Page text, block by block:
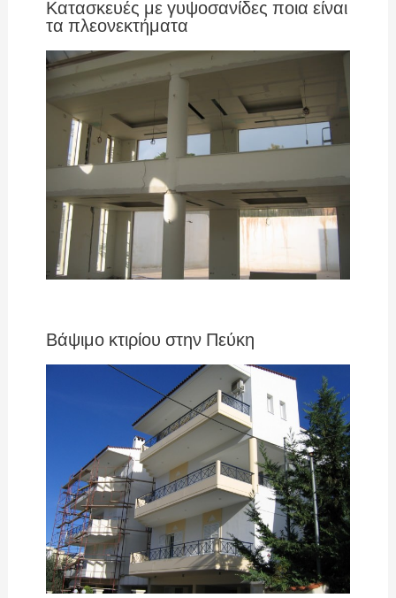
Κατασκευές με γυψοσανίδες ποια είναι
τα πλεονεκτήματα
Βάψιμο κτιρίου στην Πεύκη